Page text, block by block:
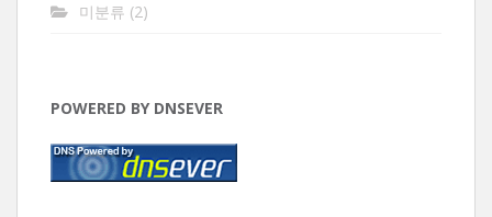
미분류 (2)
POWERED BY DNSEVER